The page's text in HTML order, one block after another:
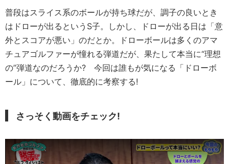
普段はスライス系のボールが持ち球だが、調子の良いとき
はドローが出るというS子。しかし、ドローが出る日は「意
外とスコアが悪い」のだとか。ドローボールは多くのアマ
チュアゴルファーが憧れる弾道だが、果たして本当に“理想
の”弾道なのだろうか? 今回は誰もが気になる「ドローボ
ール」について、徹底的に考察する!
さっそく動画をチェック!